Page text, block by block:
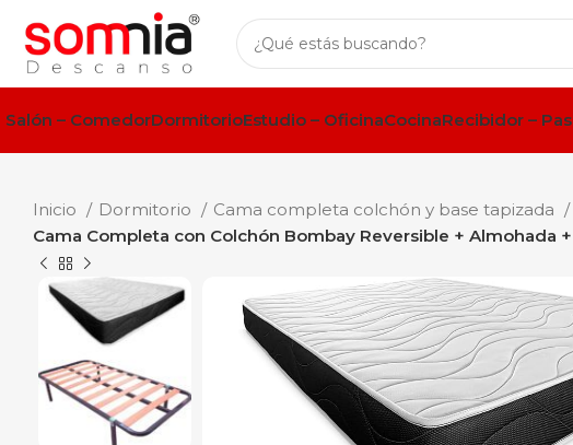
Salón – ComedorDormitorioEstudio – OficinaCocinaRecibidor –
Inicio Dormitorio
Cama completa colchón y base tapizada
Cama Completa con Colchón Bombay Reversible + Almohada